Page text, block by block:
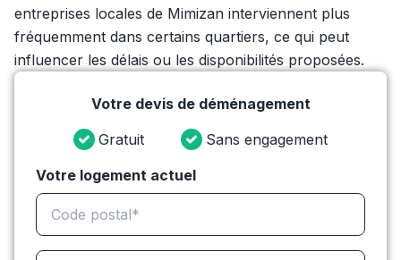
entreprises locales de Mimizan interviennent plus
fréquemment dans certains quartiers, ce qui peut
influencer les délais ou les disponibilités proposées.
Votre devis de déménagement
Gratuit
Sans engagement
Votre logement actuel